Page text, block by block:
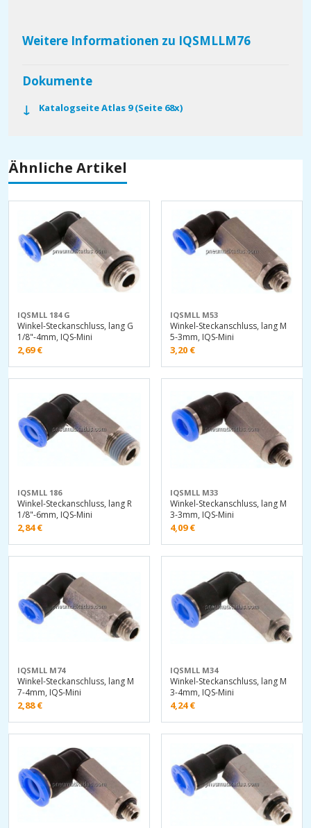
Weitere Informationen zu IQSMLLM76
Dokumente
Katalogseite Atlas 9 (Seite 68x)
Ähnliche Artikel
IQSMLL 184 G
Winkel-Steckanschluss, lang G
1/8"-4mm, IQS-Mini
2,69€
IQSMLL M53
Winkel-Steckanschluss, lang M
5-3mm, IQS-Mini
3,20 €
IQSMLL 186
Winkel-Steckanschluss, lang R
1/8"-6mm, IQS-Mini
2,84€
IQSMLL M33
Winkel-Steckanschluss, lang M
3-3mm, IQS-Mini
4,09€
IQSMLL M74
Winkel-Steckanschluss, lang M
7-4mm, IQS-Mini
2,88€
IQSMLL M34
Winkel-Steckanschluss, lang M
3-4mm, IQS-Mini
4,24€